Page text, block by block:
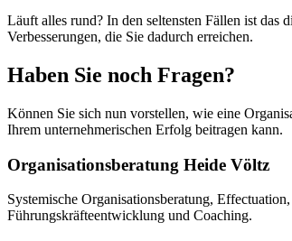
Läuft alles rund? In den seltensten Fällen ist das
Verbesserungen, die Sie dadurch erreichen.
Haben Sie noch Fragen?
Können Sie sich nun vorstellen, wie eine
Ihrem unternehmerischen Erfolg beitragen kann.
Organisationsberatung Heide Völtz
Systemische Organisationsberatung, Effectuation,
Führungskräfteentwicklung und Coaching.